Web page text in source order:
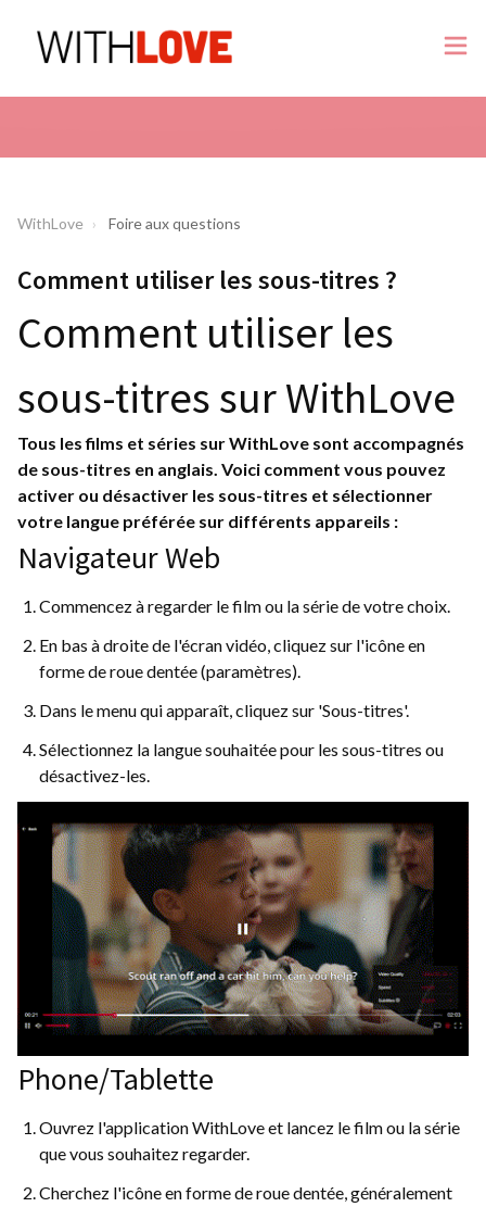
WithLove Foire aux questions
Comment utiliser les sous-titres ?
Comment utiliser les
sous-titres sur WithLove
Tous les films et séries sur WithLove sont accompagnés
de sous-titres en anglais. Voici comment vous pouvez
activer ou désactiver les sous-titres et sélectionner
votre langue préférée sur différents appareils :
Navigateur Web
Commencez à regarder le film ou la série de votre choix.
En bas à droite de l'écran vidéo, cliquez sur l'icône en
forme de roue dentée (paramètres).
Dans le menu qui apparaît, cliquez sur 'Sous-titres'.
Sélectionnez la langue souhaitée pour les sous-titres ou
désactivez-les.
Phone/Tablette
Ouvrez l'application WithLove et lancez le film ou la série
que vous souhaitez regarder.
Cherchez l'icône en forme de roue dentée, généralement